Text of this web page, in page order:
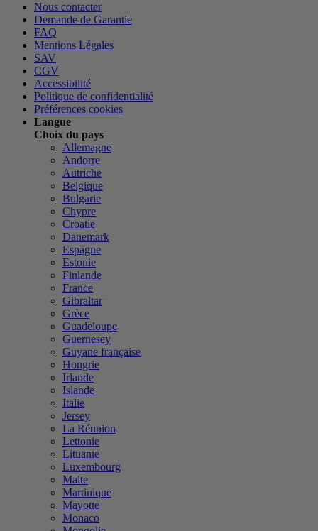
Nous contacter
Demande de Garantie
FAQ
Mentions Légales
SAV
CGV
Accessibilité
Politique de confidentialité
Préférences cookies
Langue
Choix du pays
Allemagne
Andorre
Autriche
Belgique
Bulgarie
Chypre
Croatie
Danemark
Espagne
Estonie
Finlande
France
Gibraltar
Grèce
Guadeloupe
Guernesey
Guyane française
Hongrie
Irlande
Islande
Italie
Jersey
La Réunion
Lettonie
Lituanie
Luxembourg
Malte
Martinique
Mayotte
Monaco